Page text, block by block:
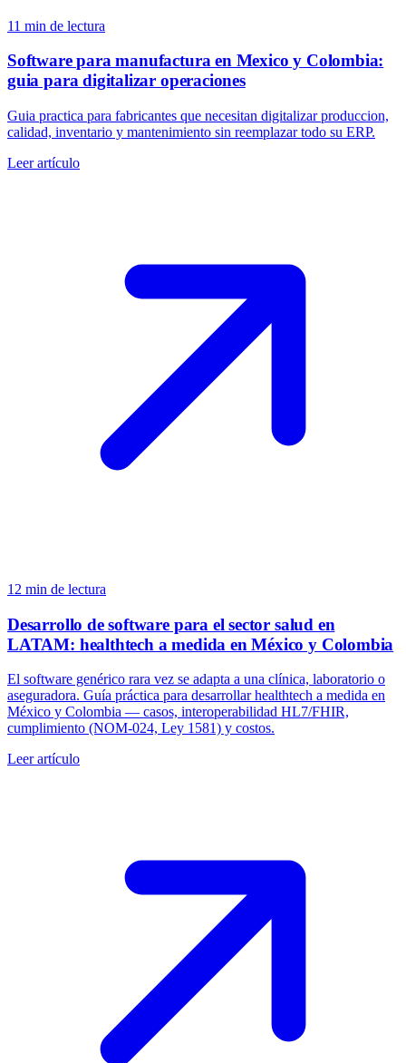
11 min de lectura
Software para manufactura en Mexico y Colombia:
guia para digitalizar operaciones
Guia practica para fabricantes que necesitan digitalizar produccion,
calidad, inventario y mantenimiento sin reemplazar todo su ERP.
Leer artículo
12 min de lectura
Desarrollo de software para el sector salud en
LATAM: healthtech a medida en México y Colombia
El software genérico rara vez se adapta a una clínica, laboratorio o
aseguradora. Guía práctica para desarrollar healthtech a medida en
México y Colombia — casos, interoperabilidad HL7/FHIR,
cumplimiento (NOM-024, Ley 1581) y costos.
Leer artículo